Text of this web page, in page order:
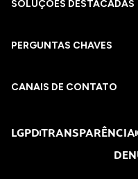
SOLUÇÕES DESTACADAS
PERGUNTAS CHAVES​
CANAIS DE CONTATO
LGPDTRANSPARÊNCIA